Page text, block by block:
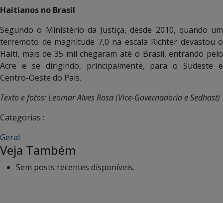
Haitianos no Brasil
Segundo o Ministério da Justiça, desde 2010, quando um
terremoto de magnitude 7,0 na escala Richter devastou o
Haiti, mais de 35 mil chegaram até o Brasil, entrando pelo
Acre e se dirigindo, principalmente, para o Sudeste e
Centro-Oeste do País.
Texto e fotos: Leomar Alves Rosa (Vice-Governadoria e Sedhast)
Categorias :
Geral
Veja Também
Sem posts recentes disponíveis.